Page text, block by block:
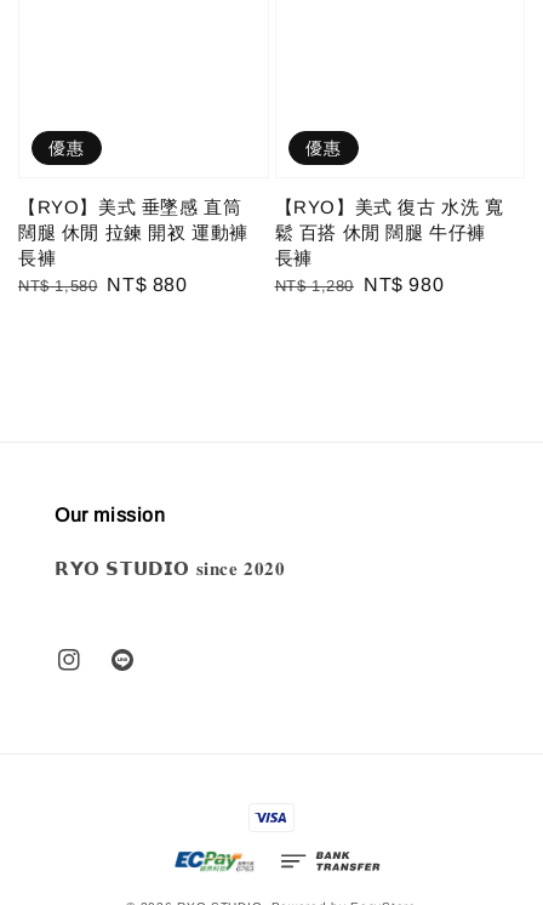
優惠
【RYO】美式 垂墜感 直筒
闊腿 休閒 拉鍊 開衩 運動褲
長褲
Regular
NT$ 1,580 Sale
NT$ 880
優惠
【RYO】美式 復古 水洗 寬
鬆 百搭 休閒 闊腿 牛仔褲
長褲
Regular
NT$ 1,280
Sale
NT$ 980
Our mission
𝗥𝗬𝗢 𝗦𝗧𝗨𝗗𝗜𝗢 𝐬𝐢𝐧𝐜𝐞 𝟐𝟎𝟐𝟎